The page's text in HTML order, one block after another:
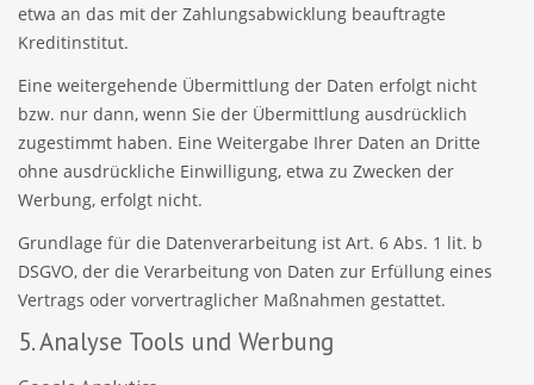
etwa an das mit der Zahlungsabwicklung beauftragte
Kreditinstitut.
Eine weitergehende Übermittlung der Daten erfolgt nicht
bzw. nur dann, wenn Sie der Übermittlung ausdrücklich
zugestimmt haben. Eine Weitergabe Ihrer Daten an Dritte
ohne ausdrückliche Einwilligung, etwa zu Zwecken der
Werbung, erfolgt nicht.
Grundlage für die Datenverarbeitung ist Art. 6 Abs. 1 lit. b
DSGVO, der die Verarbeitung von Daten zur Erfüllung eines
Vertrags oder vorvertraglicher Maßnahmen gestattet.
5. Analyse Tools und Werbung